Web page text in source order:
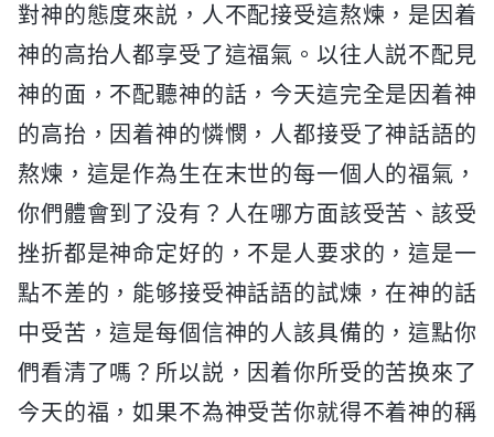
對神的態度來説，人不配接受這熬煉，是因着
神的高抬人都享受了這福氣。以往人説不配見
神的面，不配聽神的話，今天這完全是因着神
的高抬，因着神的憐憫，人都接受了神話語的
熬煉，這是作為生在末世的每一個人的福氣，
你們體會到了没有？人在哪方面該受苦、該受
挫折都是神命定好的，不是人要求的，這是一
點不差的，能够接受神話語的試煉，在神的話
中受苦，這是每個信神的人該具備的，這點你
們看清了嗎？所以説，因着你所受的苦换來了
今天的福，如果不為神受苦你就得不着神的稱